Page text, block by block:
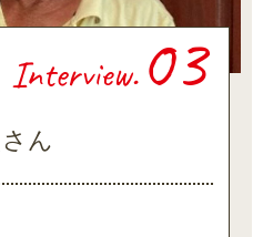
Interview. 03
さん